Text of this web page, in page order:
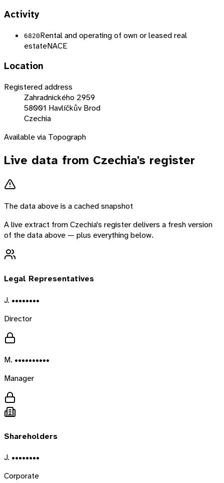
Activity
6820Rental and operating of own or leased real
estateNACE
Location
Registered address
Zahradnického 2959
58001 Havlíčkův Brod
Czechia
Available via Topograph
Live data from Czechia's register
The data above is a cached snapshot
A live extract fromCzechia's register delivers a fresh version
of the data above — plus everything below.
Legal Representatives
J. ••••••••
Director
M. ••••••••••
Manager
Shareholders
J. ••••••••
Corporate